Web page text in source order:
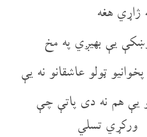
ژاړي هغه
یې بهیږي په مخ
ټولو عاشقانو نه یې
یې هم نه دی پاتې چې
ورکړي تسلي